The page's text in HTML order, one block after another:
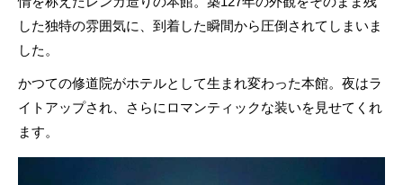
した独特の雰囲気に、到着した瞬間から圧倒されてしまいま
した。
かつての修道院がホテルとして生まれ変わった本館。夜はラ
イトアップされ、さらにロマンティックな装いを見せてくれ
ます。